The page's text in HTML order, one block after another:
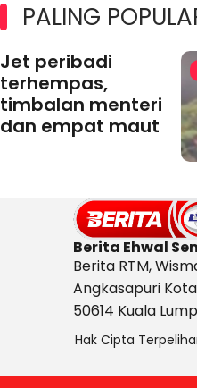
PALING
Jet peribadi
terhempas,
timbalan menteri
dan empat maut
Berita Ehwal
Berita RTM,
Angkasapuri
50614 Kuala
Hak Cipta